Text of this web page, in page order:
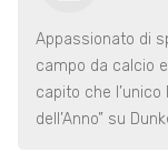
Appassionato di
campo da calcio
capito che l’unico
dell’Anno” su